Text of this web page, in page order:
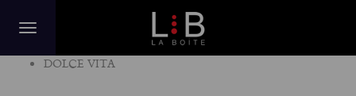
DOLCE VITA